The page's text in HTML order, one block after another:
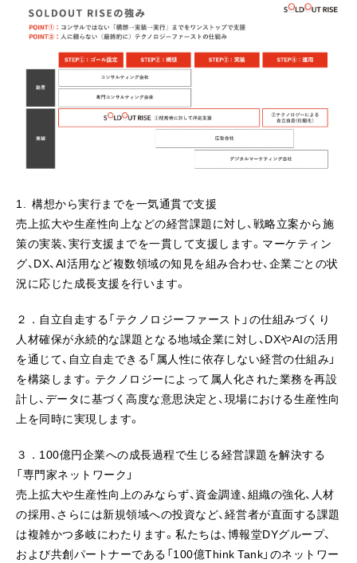
1. 構想から実行までを一気通貫で支援
売上拡大や生産性向上などの経営課題に対し、戦略立案から施
策の実装、実行支援までを一貫して支援します。マーケティン
グ、DX、AI活用など複数領域の知見を組み合わせ、企業ごとの状
況に応じた成長支援を行います。
２．自立自走する「テクノロジーファースト」の仕組みづくり
人材確保が永続的な課題となる地域企業に対し、DXやAIの活用
を通じて、自立自走できる「属人性に依存しない経営の仕組み」
を構築します。テクノロジーによって属人化された業務を再設
計し、データに基づく高度な意思決定と、現場における生産性向
上を同時に実現します。
３．100億円企業への成長過程で生じる経営課題を解決する
「専門家ネットワーク」
売上拡大や生産性向上のみならず、資金調達、組織の強化、人材
の採用、さらには新規領域への投資など、経営者が直面する課題
は複雑かつ多岐にわたります。私たちは、博報堂DYグループ、
および共創パートナーである「100億Think Tank」のネットワー